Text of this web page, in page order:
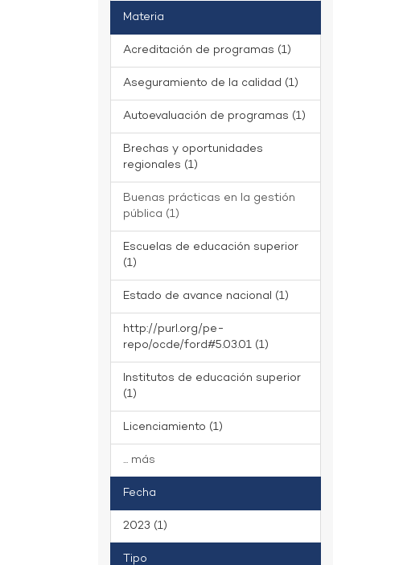
Materia
Acreditación de programas (1)
Aseguramiento de la calidad (1)
Autoevaluación de programas (1)
Brechas y oportunidades
regionales (1)
Buenas prácticas en la gestión
pública (1)
Escuelas de educación superior
(1)
Estado de avance nacional (1)
http://purl.org/pe-
repo/ocde/ford#5.03.01 (1)
Institutos de educación superior
(1)
Licenciamiento (1)
... más
Fecha
2023 (1)
Tipo